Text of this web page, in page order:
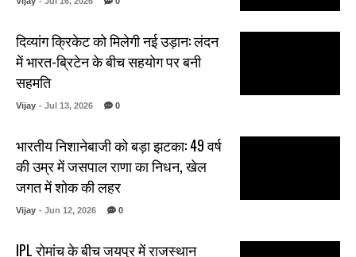
दिव्यांग क्रिकेट को मिलेगी नई उड़ान: लंदन
में भारत-ब्रिटेन के बीच सहयोग पर बनी
सहमति
Vijay - Jul 13, 2026 0
भारतीय निशानेबाजी को बड़ा झटका: 49 वर्ष
की उम्र में जसपाल राणा का निधन, खेल
जगत में शोक की लहर
Vijay - Jun 12, 2026 0
IPL रोमांच के बीच जयपुर में राजस्थान